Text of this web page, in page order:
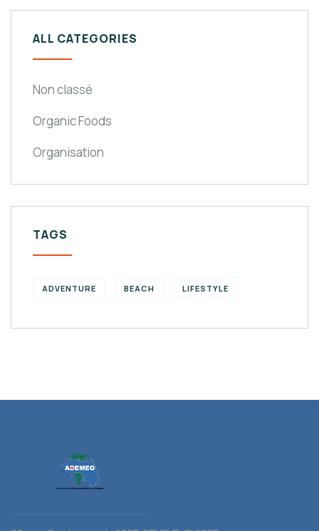
ALL CATEGORIES
Non classé
Organic Foods
Organisation
TAGS
ADVENTURE BEACH LIFESTYLE